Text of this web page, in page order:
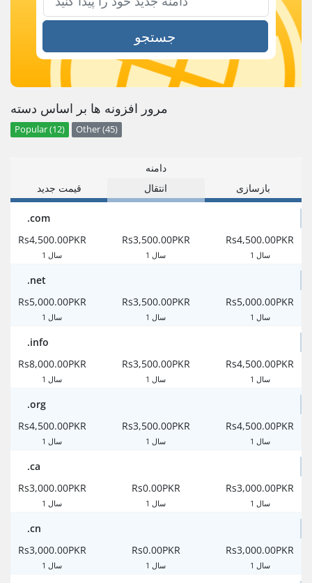
جستجو
مرور افزونه ها بر اساس دسته
Popular (12) Other (45)
دامنه
قیمت جدید
انتقال بازسازی
.com
Rs4,500.00PKR
1 سال
Rs3,500.00PKR
1 سال
Rs4,500.00PKR
1 سال
.net
Rs5,000.00PKR
1 سال
Rs3,500.00PKR
1 سال
Rs5,000.00PKR
1 سال
.info
Rs8,000.00PKR
1 سال
Rs3,500.00PKR
1 سال
Rs4,500.00PKR
1 سال
.org
Rs4,500.00PKR
1 سال
Rs3,500.00PKR
1 سال
Rs4,500.00PKR
1 سال
.ca
Rs3,000.00PKR
1 سال
Rs0.00PKR
1 سال
Rs3,000.00PKR
1 سال
.cn
Rs3,000.00PKR
1 سال
Rs0.00PKR
1 سال
Rs3,000.00PKR
1 سال